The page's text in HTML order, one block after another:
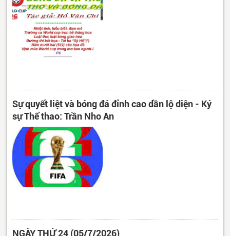
Sự quyết liệt và bóng đá đỉnh cao dần lộ diện - Ký
sự Thể thao: Trần Nho An
NGÀY THỨ 24 (05/7/2026)